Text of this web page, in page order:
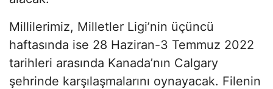
Millilerimiz, Milletler Ligi’nin üçüncü
haftasında ise 28 Haziran-3 Temmuz 2022
tarihleri arasında Kanada’nın Calgary
şehrinde karşılaşmalarını oynayacak. Filenin